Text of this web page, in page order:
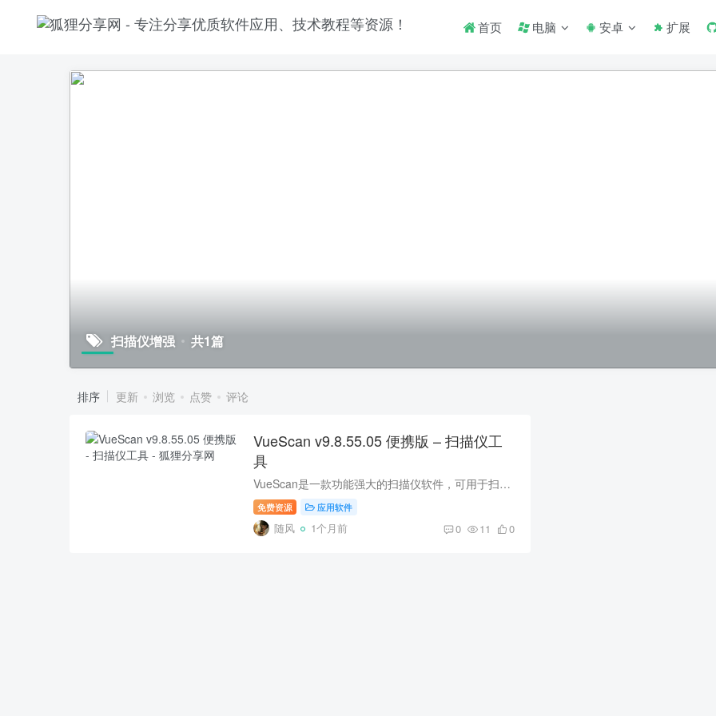
首页 电脑 安卓 扩展
扫描仪增强 共1篇
排序 更新 浏览 点赞 评论
VueScan v9.8.55.05 便携版 – 扫描仪工
具
VueScan是一款功能强大的扫描仪软件，可用于扫描、拍摄和打印高质量的图片和文档。它支持大量的扫描仪品牌和型号，包括HP、Canon、Epson、Nikon、Brother等，而且可以在Windows、Mac OS X和Linu...
免费资源 应用软件
随风 1个月前 0 11 0